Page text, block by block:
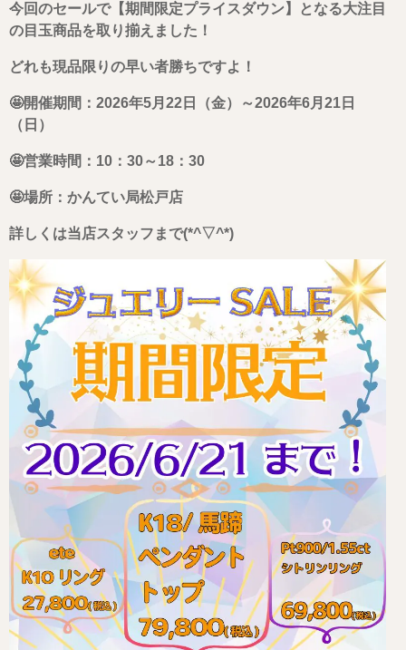
今回のセールで【期間限定プライスダウン】となる大注目
の目玉商品を取り揃えました！
どれも現品限りの早い者勝ちですよ！
🤩開催期間：2026年5月22日（金）～2026年6月21日
（日）
🤩営業時間：10：30～18：30
🤩場所：かんてい局松戸店
詳しくは当店スタッフまで(*^▽^*)